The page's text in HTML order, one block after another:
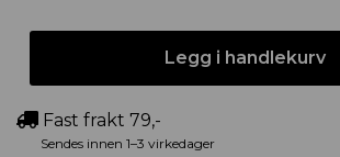
Legg i handlekurv
Fast frakt 79,-
Sendes innen 1–3 virkedager